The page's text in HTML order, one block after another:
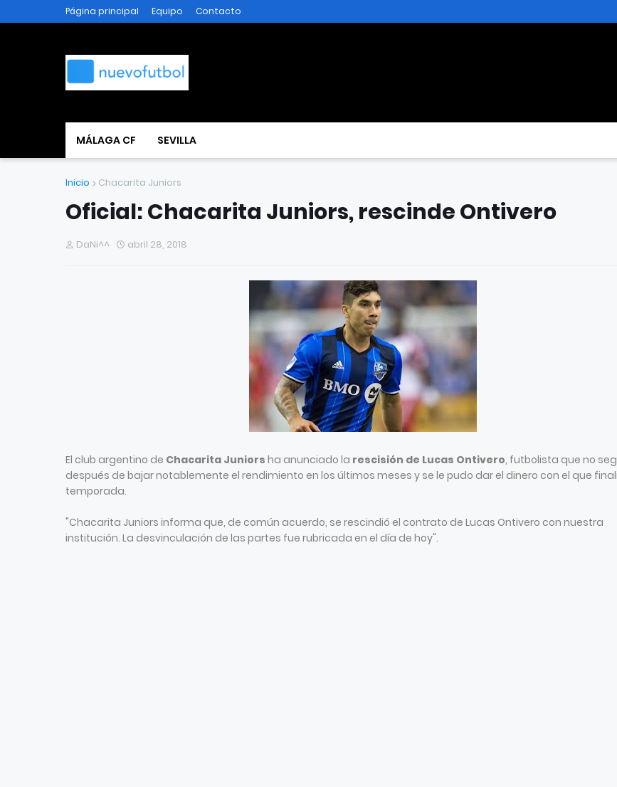
Página principal Equipo Contacto
MÁLAGA CF SEVILLA
Inicio Chacarita Juniors
Oficial: Chacarita Juniors, rescinde Ontivero
DaNi^^ abril 28, 2018
El club argentino de Chacarita Juniors ha anunciado la rescisión de Lucas Ontivero, futbolista que no
después de bajar notablemente el rendimiento en los últimos meses y se le pudo dar el dinero con el que
temporada.
"Chacarita Juniors informa que, de común acuerdo, se rescindió el contrato de Lucas Ontivero con nuestra
institución. La desvinculación de las partes fue rubricada en el día de hoy".